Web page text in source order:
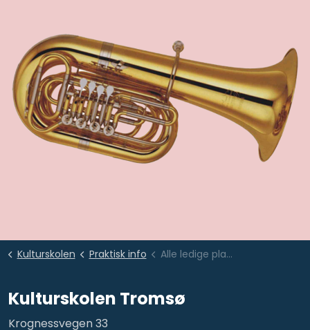
Kulturskolen Praktisk info Alle ledige plasser
Kulturskolen Tromsø
Krognessvegen 33